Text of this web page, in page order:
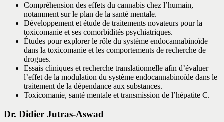
Compréhension des effets du cannabis chez l’humain,
notamment sur le plan de la santé mentale.
Développement et étude de traitements novateurs pour la
toxicomanie et ses comorbidités psychiatriques.
Études pour explorer le rôle du système endocannabinoïde
dans la toxicomanie et les comportements de recherche de
drogues.
Essais cliniques et recherche translationnelle afin d’évaluer
l’effet de la modulation du système endocannabinoïde dans le
traitement de la dépendance aux substances.
Toxicomanie, santé mentale et transmission de l’hépatite C.
Dr. Didier Jutras-Aswad